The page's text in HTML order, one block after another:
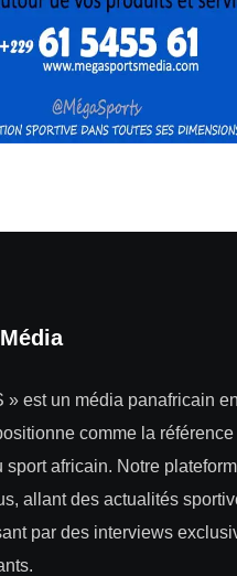
» est un média panafricain
comme la
sport africain. Notre
allant des actualités
par des interviews